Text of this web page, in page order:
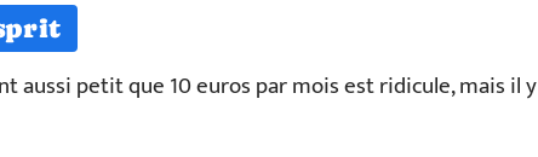
aussi petit que 10 euros par mois est ridicule, mais il y